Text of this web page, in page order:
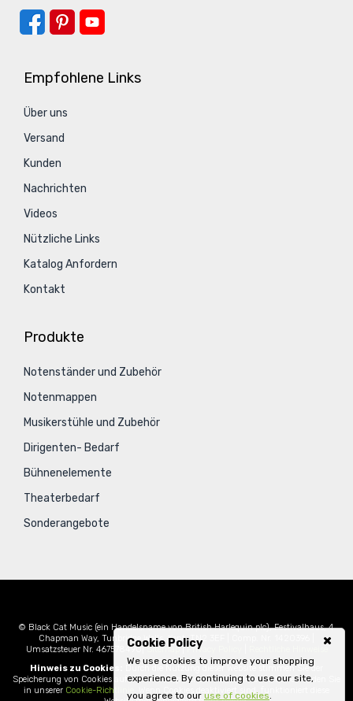
Cookie Policy
We use cookies to improve your shopping
experience. By continuing to use our site,
you agree to our use of cookies.
Empfohlene Links
Über uns
Versand
Kunden
Nachrichten
Videos
Nützliche Links
Katalog Anfordern
Kontakt
Produkte
Notenständer und Zubehör
Notenmappen
Musikerstühle und Zubehör
Dirigenten- Bedarf
Bühnenelemente
Theaterbedarf
Sonderangebote
© Black Cat Music (ein Handelsname von British Harlequin plc), Festivalhaus, 4
Chapman Way, Tunbridge Wells, Kent, TN2 3EF | Comp. Nr. 1420396 |
Umsatzsteuer Nr. 467578490|Sitemap|Privacy Policy
Hinweis zu Cookies:
Durch die Nutzung dieser Website stimmen Sie der
Speicherung von Cookies auf Ihrem Computer zu. Weitere Informationen finden Sie
in unserer Cookie-Richtlinie
. Wenn Cookies deaktiviert sind, funktioniert diese